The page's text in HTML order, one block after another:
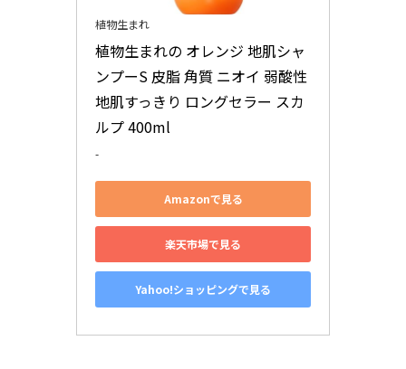
植物生まれ
植物生まれの オレンジ 地肌シャ
ンプーS 皮脂 角質 ニオイ 弱酸性
地肌すっきり ロングセラー スカ
ルプ 400ml
-
Amazonで見る
楽天市場で見る
Yahoo!ショッピングで見る